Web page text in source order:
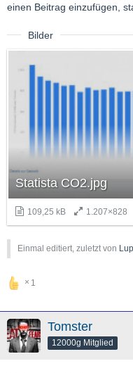
einen Beitrag einzufügen,
Bilder
Statista CO2.jpg
109,25 kB 1.207×828
Einmal editiert, zuletzt von
1
Tomster
12000g Mitglied